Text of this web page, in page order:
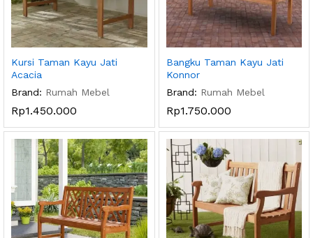
Kursi Taman Kayu Jati
Acacia
Brand: Rumah Mebel
Rp1.450.000
Bangku Taman Kayu Jati
Konnor
Brand: Rumah Mebel
Rp1.750.000